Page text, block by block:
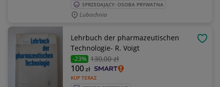
SPRZEDAJĄCY: OSOBA PRYWATNA
Lubochnia
Lehrbuch der pharmazeutischen
Technologie- R. Voigt
-23% 130,00 zł
KUP TERAZ
100zł